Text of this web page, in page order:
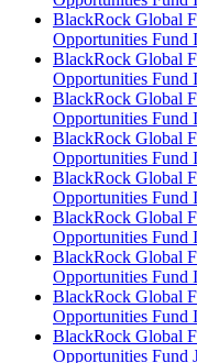
BlackRock Global
Opportunities Fund
BlackRock Global
Opportunities Fund
BlackRock Global
Opportunities
BlackRock Global
Opportunities
BlackRock Global
Opportunities Fund
BlackRock Global
Opportunities Fund
BlackRock Global
Opportunities Fund
BlackRock Global
Opportunities Fund
BlackRock Global
Opportunities Fund